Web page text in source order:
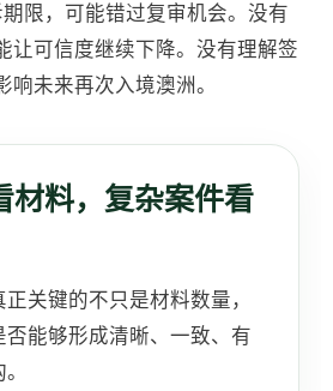
限，可能错过复审机会。没有
让可信度继续下降。没有理解签
未来再次入境澳洲。
材料，复杂案件看
关键的不只是材料数量，
否能够形成清晰、一致、有